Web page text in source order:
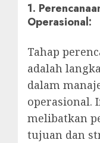
1.
Operasional:
Tahap
adalah
dalam
operasional.
melibatkan
tujuan dan